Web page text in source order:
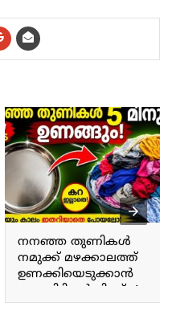
നനഞ്ഞ തുണികൾ
നമുക്ക് മഴക്കാലത്ത്
ഉണക്കിയെടുക്കാൻ
ഒരു കിടിലൻ ട്രിക്ക്. A
great trick to dry wet